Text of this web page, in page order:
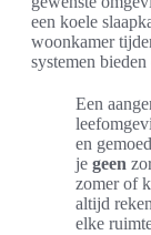
een koele
woonkamer
systemen
Een
en
je geen
zomer of
altijd
elke